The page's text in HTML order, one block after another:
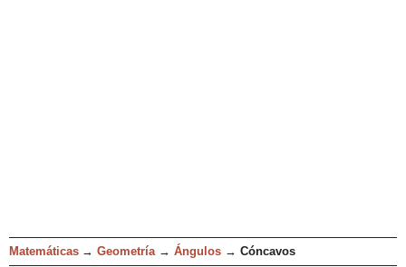
Matemáticas → Geometría→ Ángulos → Cóncavos